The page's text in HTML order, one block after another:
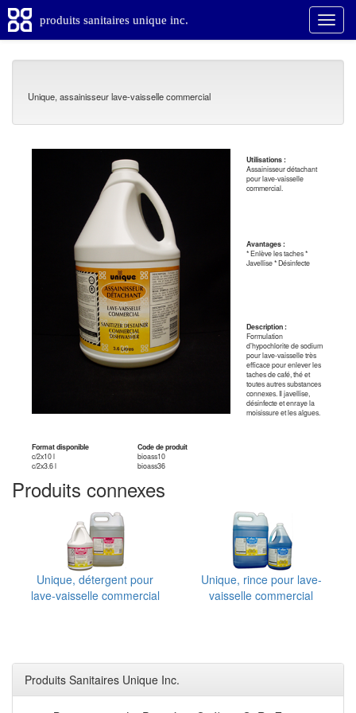
produits sanitaires unique inc.
Unique, assainisseur lave-vaisselle commercial
Format disponible
Code de produit
c/2x10 l
bioass10
c/2x3.6 l
bioass36
Utilisations :
Assainisseur détachant
pour lave-vaisselle
commercial.
Avantages :
* Enlève les taches *
Javellise * Désinfecte
Description :
Formulation
d’hypochlorite de sodium
pour lave-vaisselle très
efficace pour enlever les
taches de café, thé et
toutes autres substances
connexes. Il javellise,
désinfecte et enraye la
moisissure et les algues.
Produits connexes
Unique, détergent pour
lave-vaisselle commercial
Unique, rince pour lave-
vaisselle commercial
Produits Sanitaires Unique Inc.